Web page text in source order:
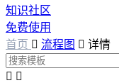
知识社区
免费使用
首页  流程图  详情
 